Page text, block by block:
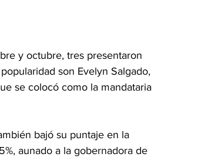
y octubre, tres presentaron
son Evelyn Salgado,
se colocó como la mandataria
bajó su puntaje en la
aunado a la gobernadora de